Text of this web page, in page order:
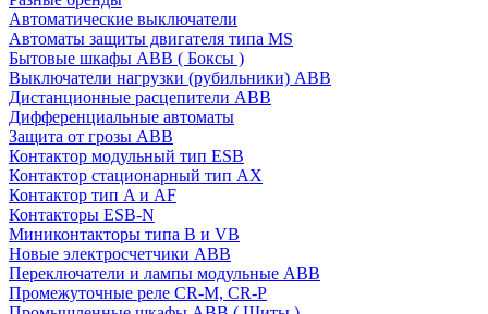
Автоматические выключатели
Автоматы защиты двигателя типа MS
Бытовые шкафы ABB ( Боксы )
Выключатели нагрузки (рубильники) ABB
Дистанционные расцепители ABB
Дифференциальные автоматы
Защита от грозы ABB
Контактор модульный тип ESB
Контактор стационарный тип AX
Контактор тип A и AF
Контакторы ESB-N
Миниконтакторы типа B и VB
Новые электросчетчики ABB
Переключатели и лампы модульные ABB
Промежуточные реле CR-M, CR-P